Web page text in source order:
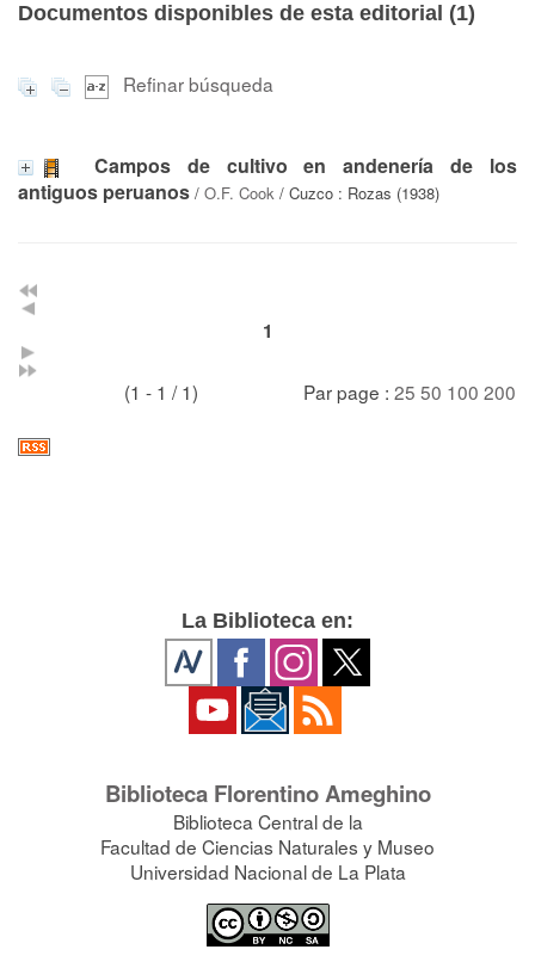
Documentos disponibles de esta editorial (1)
Refinar búsqueda
Campos de cultivo en andenería de los
antiguos peruanos / O.F. Cook / Cuzco : Rozas (1938)
1
(1 - 1 / 1) Par page : 25 50 100 200
La Biblioteca en:
Biblioteca Florentino Ameghino
Biblioteca Central de la
Facultad de Ciencias Naturales y Museo
Universidad Nacional de La Plata